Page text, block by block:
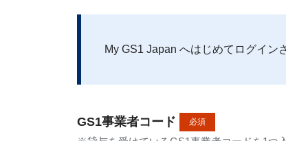
My GS1 Japan へはじめてログイン
GS1事業者コード 必須